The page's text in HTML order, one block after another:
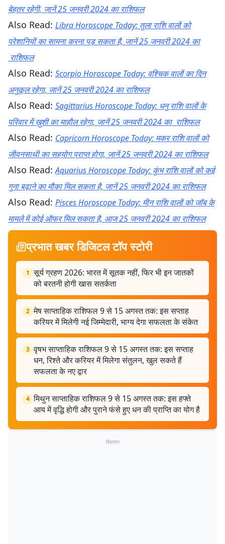
बेहतर रहेगी, जानें 25 जनवरी 2024 का राशिफल
Also Read: Libra Horoscope Today: तुला राशि वालों को
परेशानियों का सामना करना पड़ सकता है, जानें 25 जनवरी 2024 का
राशिफल
Also Read: Scorpio Horoscope Today: वश्चिक वालों का दिन
अनुकूल रहेगा, जानें 25 जनवरी 2024 का राशिफल
Also Read: Sagittarius Horoscope Today: धनु राशि वालों के
परिवार में ख़ुशी का माहौल रहेगा, जानें 25 जनवरी 2024 का राशिफल
Also Read: Capricorn Horoscope Today: मकर राशि वालों को
जीवनसाथी का सहयोग प्राप्त होगा, जानें 25 जनवरी 2024 का राशिफल
Also Read:Aquarius Horoscope Today: कुंभ राशि वालों को कई
गुना बढ़ाने का मौका मिल सकता है, जानें 25 जनवरी 2024 का राशिफल
Also Read: Pisces Horoscope Today: मीन राशि वालों को जॉब के
मामले में कोई ऑफर मिल सकता है, आज 25 जनवरी 2024 का राशिफल
प्रभात खबर डिजिटल टॉप स्टोरी
1 सूर्य ग्रहण 2026: भारत में सूतक नहीं, फिर भी इन जातकों
को बरतनी होगी खास सतर्कता
2 मेष साप्ताहिक राशिफल 9 से 15 अगस्त तक: इस सप्ताह
करियर में मिलेगी नई जिम्मेदारी, भाग्य देगा सफलता के संकेत
3 वृषभ साप्ताहिक राशिफल 9 से 15 अगस्त तक: इस सप्ताह
धन, रिश्ते और करियर में मिलेगा संतुलन, खुल सकते हैं
सफलता के नए द्वार
4 मिथुन साप्ताहिक राशिफल 9 से 15 अगस्त तक: इस हफ्ते
आय में वृद्धि होगी और पुराने फंसे हुए धन की प्राप्ति का योग है
विज्ञापन